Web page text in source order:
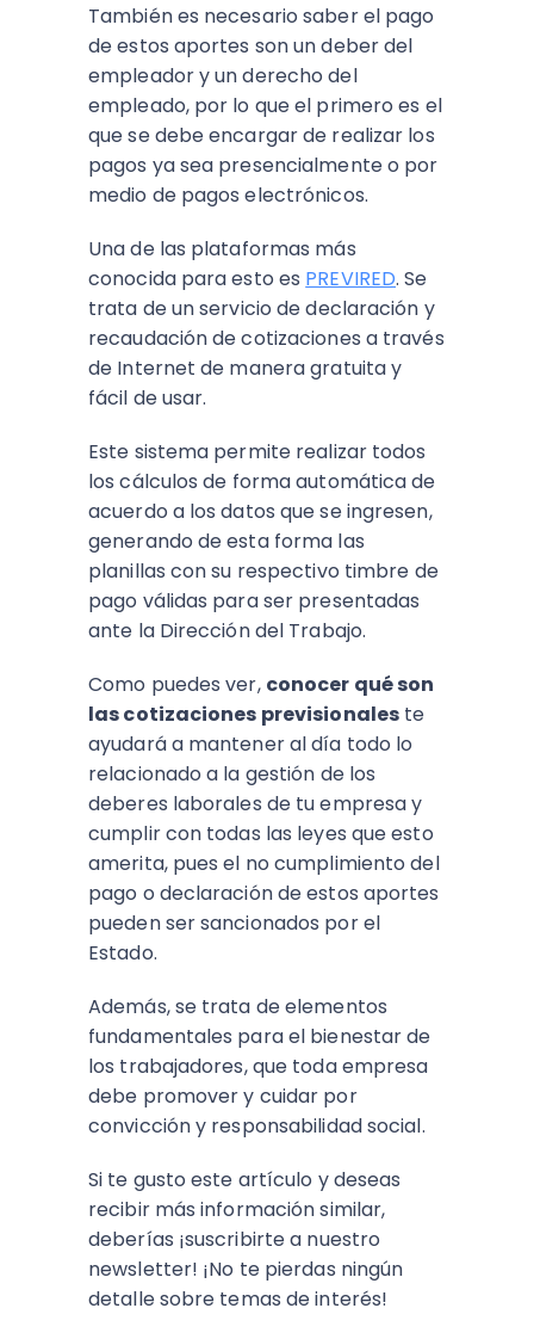
También es necesario saber el pago
de estos aportes son un deber del
empleador y un derecho del
empleado, por lo que el primero es el
que se debe encargar de realizar los
pagos ya sea presencialmente o por
medio de pagos electrónicos.
Una de las plataformas más
conocida para esto es PREVIRED. Se
trata de un servicio de declaración y
recaudación de cotizaciones a través
de Internet de manera gratuita y
fácil de usar.
Este sistema permite realizar todos
los cálculos de forma automática de
acuerdo a los datos que se ingresen,
generando de esta forma las
planillas con su respectivo timbre de
pago válidas para ser presentadas
ante la Dirección del Trabajo.
Como puedes ver, conocer qué son
las cotizaciones previsionales te
ayudará a mantener al día todo lo
relacionado a la gestión de los
deberes laborales de tu empresa y
cumplir con todas las leyes que esto
amerita, pues el no cumplimiento del
pago o declaración de estos aportes
pueden ser sancionados por el
Estado.
Además, se trata de elementos
fundamentales para el bienestar de
los trabajadores, que toda empresa
debe promover y cuidar por
convicción y responsabilidad social.
Si te gusto este artículo y deseas
recibir más información similar,
deberías ¡suscribirte a nuestro
newsletter! ¡No te pierdas ningún
detalle sobre temas de interés!